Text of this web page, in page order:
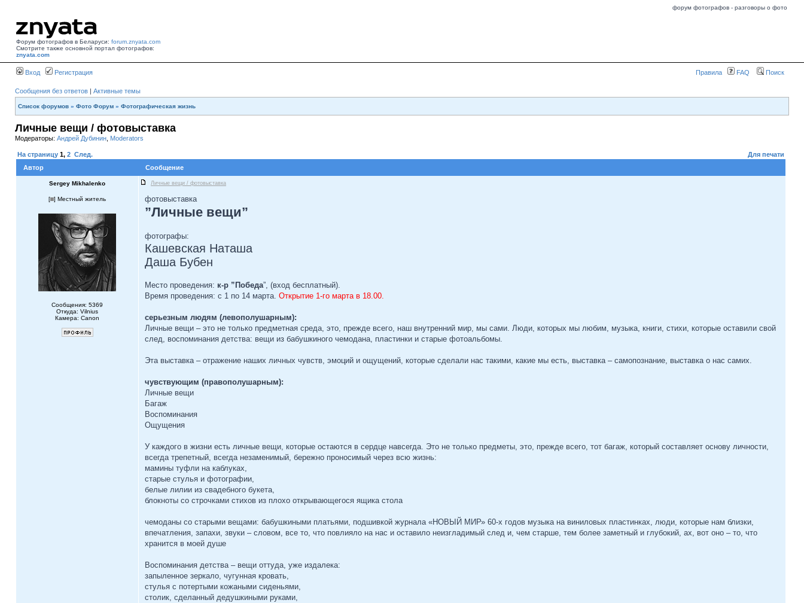
форум фотографов - разговоры о фото
Форум фотографов в Беларуси: forum.znyata.com
Смотрите также основной портал фотографов:
znyata.com
Вход Регистрация Правила FAQ Поиск
Сообщения без ответов | Активные темы
Список форумов » Фото Форум » Фотографическая жизнь
Личные вещи / фотовыставка
Модераторы: Андрей Дубинин Moderators
На страницу 1, 2 След.
Для печати
Автор
Сообщение
Sergey Mikhalenko Личные вещи / фотовыставка
[ ] Местный житель
Сообщения: 5369
Откуда: Vilnius
Камера: Canon
фотовыставка
”Личные вещи”
фотографы:
Кашевская Наташа
Даша Бубен
Место проведения: к-р ”Победа”, (вход бесплатный).
Время проведения: с 1 по 14 марта. Открытие 1-го марта в 18.00.
серьезным людям (левополушарным):
Личные вещи – это не только предметная среда, это, прежде всего, наш внутренний мир, мы сами. Люди, которых мы любим, музыка, книги, стихи, которые оставили свой
след, воспоминания детства: вещи из бабушкиного чемодана, пластинки и старые фотоальбомы.
Эта выставка – отражение наших личных чувств, эмоций и ощущений, которые сделали нас такими, какие мы есть, выставка – самопознание, выставка о нас самих.
чувствующим (правополушарным):
Личные вещи
Багаж
Воспоминания
Ощущения
У каждого в жизни есть личные вещи, которые остаются в сердце навсегда. Это не только предметы, это, прежде всего, тот багаж, который составляет основу личности,
всегда трепетный, всегда незаменимый, бережно проносимый через всю жизнь:
мамины туфли на каблуках,
старые стулья и фотографии,
белые лилии из свадебного букета,
блокноты со строчками стихов из плохо открывающегося ящика стола
чемоданы со старыми вещами: бабушкиными платьями, подшивкой журнала «НОВЫЙ МИР» 60-х годов музыка на виниловых пластинках, люди, которые нам близки,
впечатления, запахи, звуки – словом, все то, что повлияло на нас и оставило неизгладимый след и, чем старше, тем более заметный и глубокий, ах, вот оно – то, что
хранится в моей душе
Воспоминания детства – вещи оттуда, уже издалека:
запыленное зеркало, чугунная кровать,
стулья с потертыми кожаными сиденьями,
столик, сделанный дедушкиными руками,